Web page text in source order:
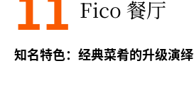
Fico 餐厅
知名特色：经典菜肴的升级演绎